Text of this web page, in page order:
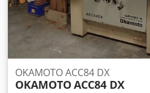
OKAMOTO ACC84 DX
OKAMOTOACC84 DX